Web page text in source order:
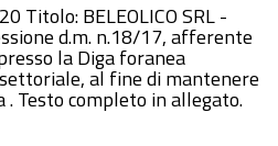
Titolo: BELEOLICO SRL -
d.m. n.18/17, afferente
la Diga foranea
al fine di mantenere
Testo completo in allegato.